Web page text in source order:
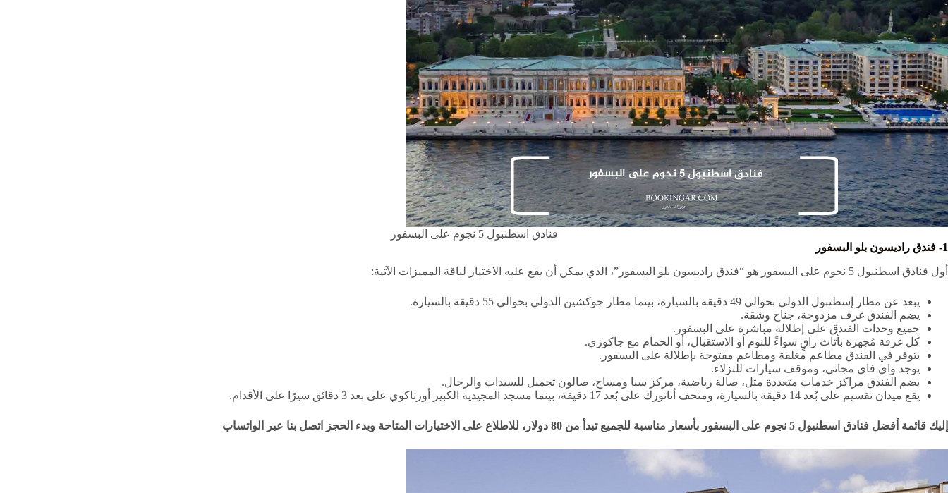
فنادق اسطنبول 5 نجوم على البسفور
1- فندق راديسون بلو البسفور
أول فنادق اسطنبول 5 نجوم على البسفور هو “فندق راديسون بلو البسفور”، الذي يمكن أن يقع عليه الاختيار لباقة المميزات الآتية:
يبعد عن مطار إسطنبول الدولي بحوالي 49 دقيقة بالسيارة، بينما مطار جوكشين الدولي بحوالي 55 دقيقة بالسيارة.
يضم الفندق غرف مزدوجة، جناح وشقة.
جميع وحدات الفندق على إطلالة مباشرة على البسفور.
كل غرفة مُجهزة بأثاث راقٍ سواءً للنوم أو الاستقبال، أو الحمام مع جاكوزي.
يتوفر في الفندق مطاعم مغلقة ومطاعم مفتوحة بإطلالة على البسفور.
يوجد واي فاي مجاني، وموقف سيارات للنزلاء.
يضم الفندق مراكز خدمات متعددة مثل، صالة رياضية، مركز سبا ومساج، صالون تجميل للسيدات والرجال.
يقع ميدان تقسيم على بُعد 14 دقيقة بالسيارة، ومتحف أتاتورك على بُعد 17 دقيقة، بينما مسجد المجيدية الكبير أورتاكوي على بعد 3 دقائق سيرًا على الأقدام.
إليك قائمة أفضل فنادق اسطنبول 5 نجوم على البسفور بأسعار مناسبة للجميع تبدأ من 80 دولار، للاطلاع على الاختيارات المتاحة وبدء الحجز اتصل بنا عبر الواتساب